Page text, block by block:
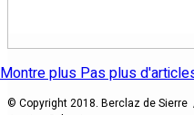
Montre plusPas plus
© Copyright 2018. Berclaz de